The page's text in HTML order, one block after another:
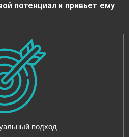
потенциал и привьет ему
подход